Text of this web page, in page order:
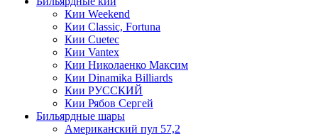
Кии Weekend
Кии Classic, Fortuna
Кии Cuetec
Кии Vantex
Кии Николаенко Максим
Кии Dinamika Billiards
Кии РУССКИЙ
Кии Рябов Сергей
Бильярдные шары
Американский пул 57,2